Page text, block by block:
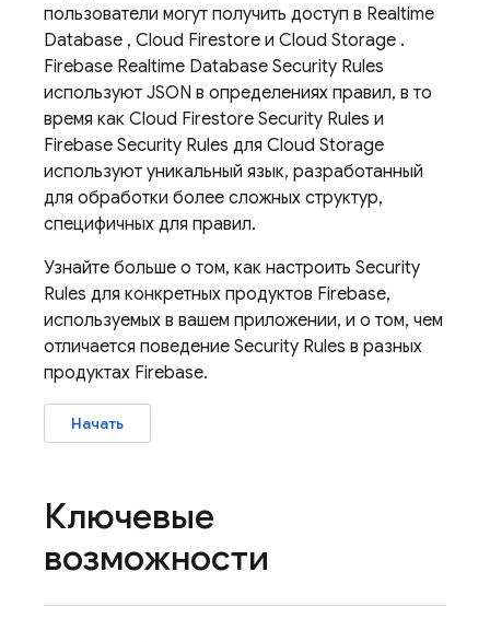
пользователи могут получить доступ в Realtime
Database , Cloud Firestore и Cloud Storage .
Firebase Realtime Database Security Rules
используют JSON в определениях правил, в то
время как Cloud Firestore Security Rules и
Firebase Security Rules для Cloud Storage
используют уникальный язык, разработанный
для обработки более сложных структур,
специфичных для правил.
Узнайте больше о том, как настроить Security
Rules для конкретных продуктов Firebase,
используемых в вашем приложении, и о том, чем
отличается поведение Security Rules в разных
продуктах Firebase.
Начать
Ключевые
возможности